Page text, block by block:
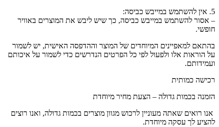
5. אין להשתמש במייבש כביסה:
– אסור להשתמש במייבש כביסה, כך שיש ליבש את המוצרים באוויר
חופשי.
בהתאם למאפיינים המיוחדים של המוצר וההדפסה האישית, יש לשמור
על הוראות אלו ולפעול לפי כל הפרטים הנדרשים כדי לשמור על איכותם
ועמידותם.
רכישה כמותית
הזמנה בכמות גדולה – הצעת מחיר מיוחדת
אנו רואים שאתה מעוניין לרכוש מגוון מוצרים בכמות גדולה, ואנו רוצים
להציע לך עסקה מיוחדת.